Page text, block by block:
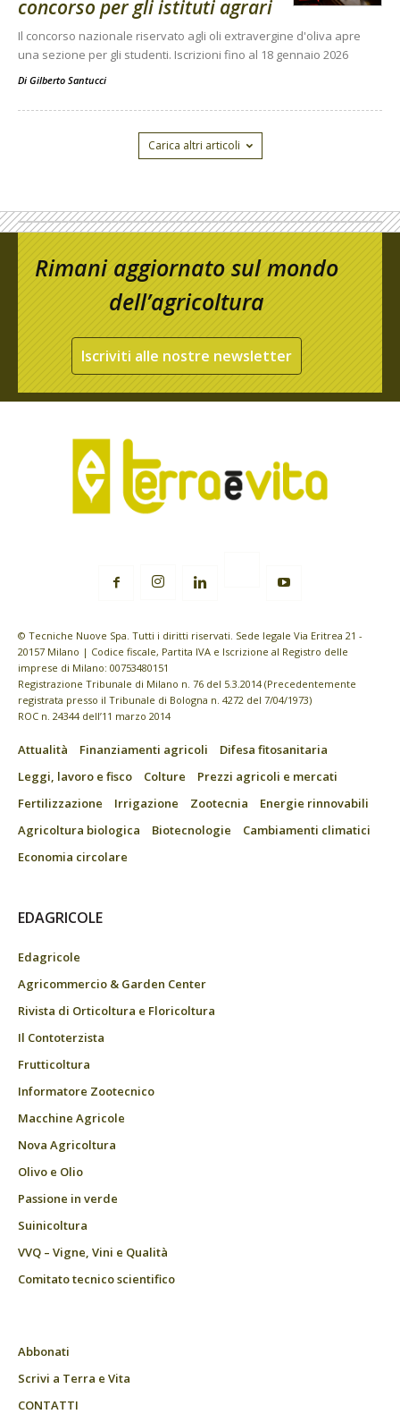
concorso per gli istituti agrari
Il concorso nazionale riservato agli oli extravergine d'oliva apre
una sezione per gli studenti. Iscrizioni fino al 18 gennaio 2026
Di Gilberto Santucci
Carica altri articoli
Rimani aggiornato sul mondo
dell’agricoltura
Iscriviti alle nostre newsletter
© Tecniche Nuove Spa. Tutti i diritti riservati. Sede legale Via Eritrea 21 -
20157 Milano | Codice fiscale, Partita IVA e Iscrizione al Registro delle
imprese di Milano: 00753480151
Registrazione Tribunale di Milano n. 76 del 5.3.2014 (Precedentemente
registrata presso il Tribunale di Bologna n. 4272 del 7/04/1973)
ROC n. 24344 dell’11 marzo 2014
Attualità Finanziamenti agricoli
Difesa fitosanitaria
Leggi, lavoro e fisco
Colture
Prezzi agricoli e mercati
Fertilizzazione
Irrigazione Zootecnia
Energie rinnovabili
Agricoltura biologica
Biotecnologie
Cambiamenti climatici
Economia circolare
EDAGRICOLE
Edagricole
Agricommercio & Garden Center
Rivista di Orticoltura e Floricoltura
Il Contoterzista
Frutticoltura
Informatore Zootecnico
Macchine Agricole
Nova Agricoltura
Olivo e Olio
Passione in verde
Suinicoltura
VVQ – Vigne, Vini e Qualità
Comitato tecnico scientifico
Abbonati
Scrivi a Terra e Vita
CONTATTI